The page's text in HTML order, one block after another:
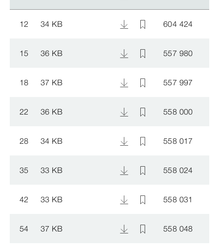
12 34 KB 604 424
15 36 KB 557 980
18 37 KB 557 997
22 36 KB 558 000
28 34 KB 558 017
35 33 KB 558 024
42 33 KB 558 031
54 37 KB 558 048